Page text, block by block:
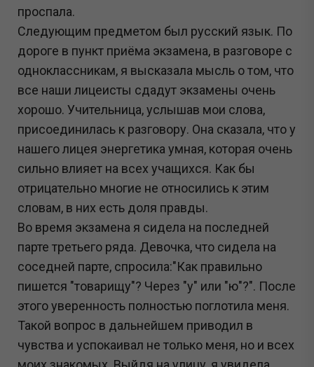
проспала.
Следующим предметом был русский язык. По
дороге в пункт приёма экзамена, в разговоре с
одноклассникам, я высказала мысль о том, что
все наши лицеисты сдадут экзамены очень
хорошо. Учительница, услышав мои слова,
присоединилась к разговору. Она сказала, что у
нашего лицея энергетика умная, которая очень
сильно влияет на всех учащихся. Как бы
отрицательно многие не относились к этим
словам, в них есть доля правды.
Во время экзамена я сидела на последней
парте третьего ряда. Девочка, что сидела на
соседней парте, спросила:"Как правильно
пишется "товарищу"? Через "у" или "ю"?". После
этого уверенность полностью поглотила меня.
Такой вопрос в дальнейшем приводил в
чувства и успокаивал не только меня, но и всех